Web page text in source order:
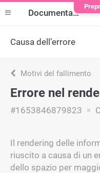
Documentazione
Causa dell’errore
Motivi del fallimento
#1653846879823
Il rendering delle
riuscito a causa di un
dello spazio per